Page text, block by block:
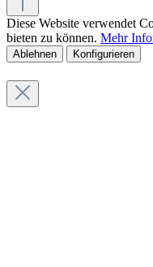
Diese Website verwendet
bieten zu können. Mehr
Ablehnen Konfigurieren